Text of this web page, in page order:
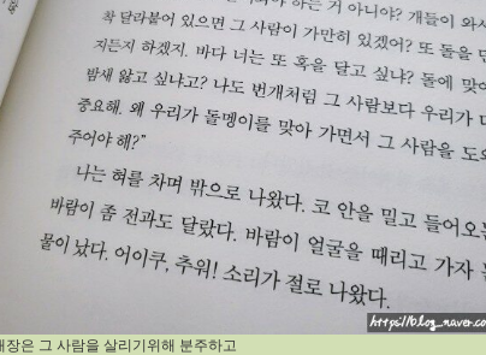
장은 그 사람을 살리기위해 분주하고